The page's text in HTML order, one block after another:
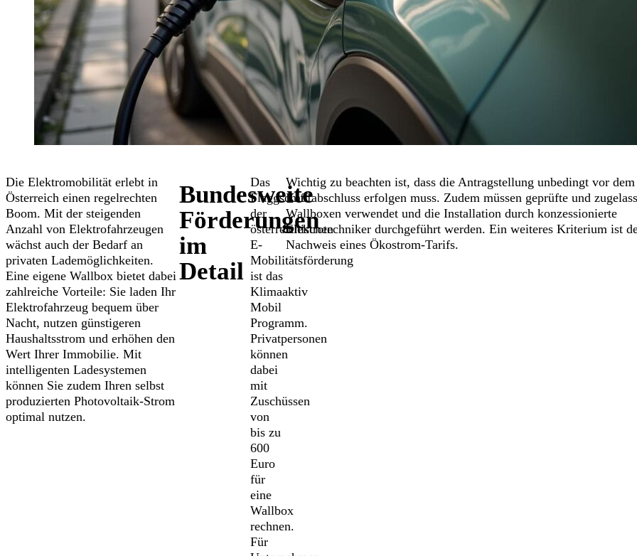
Die Elektromobilität erlebt in
Österreich einen regelrechten
Boom. Mit der steigenden
Anzahl von Elektrofahrzeugen
wächst auch der Bedarf an
privaten Lademöglichkeiten.
Eine eigene Wallbox bietet dabei
zahlreiche Vorteile: Sie laden Ihr
Elektrofahrzeug bequem über
Nacht, nutzen günstigeren
Haushaltsstrom und erhöhen den
Wert Ihrer Immobilie. Mit
intelligenten Ladesystemen
können Sie zudem Ihren selbst
produzierten Photovoltaik-Strom
optimal nutzen.
Bundesweite
Förderungen
im
Detail
Das
Flaggschiff
der
österreichischen
E-
Mobilitätsförderung
ist das
Klimaaktiv
Mobil
Programm.
Privatpersonen
können
dabei
mit
Zuschüssen
von
bis zu
600
Euro
für
eine
Wallbox
rechnen.
Für
Wichtig zu beachten ist, dass die Antragstellung unbedingt vor dem
Kaufabschluss erfolgen muss. Zudem müssen geprüfte und
Wallboxen verwendet und die Installation durch konzessionierte
Elektrotechniker durchgeführt werden. Ein weiteres Kriterium ist
Nachweis eines Ökostrom-Tarifs.